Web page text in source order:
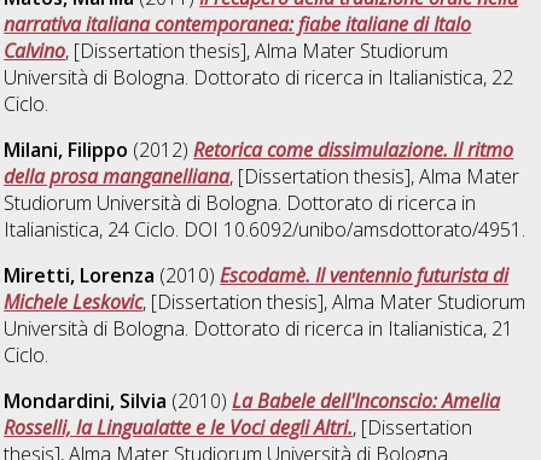
narrativa italiana contemporanea: fiabe italiane di Italo
Calvino, [Dissertation thesis], Alma Mater Studiorum
Università di Bologna. Dottorato di ricerca in Italianistica, 22
Ciclo.
Milani, Filippo (2012)Retorica come dissimulazione. Il ritmo
della prosa manganelliana, [Dissertation thesis], Alma Mater
Studiorum Università di Bologna. Dottorato di ricerca in
Italianistica, 24 Ciclo. DOI 10.6092/unibo/amsdottorato/4951.
Miretti, Lorenza (2010)Escodamè. Il ventennio futurista di
Michele Leskovic, [Dissertation thesis], Alma Mater Studiorum
Università di Bologna. Dottorato di ricerca in Italianistica, 21
Ciclo.
Mondardini, Silvia (2010)La Babele dell'Inconscio: Amelia
Rosselli, la Lingualatte e le Voci degli Altri., [Dissertation
thesis], Alma Mater Studiorum Università di Bologna.